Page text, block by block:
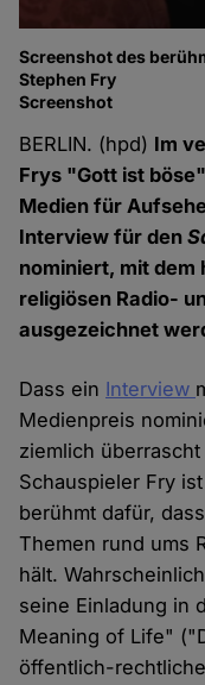
Screenshot des
Stephen Fry
Screenshot
BERLIN. (hpd) Im
Frys "Gott ist
Medien für
Interview für den
nominiert, mit dem
religiösen Radio-
ausgezeichnet
Dass ein Interview
Medienpreis
ziemlich
Schauspieler Fry
berühmt dafür,
Themen rund ums
hält.
seine Einladung in
Meaning of Life"
öffentlich-